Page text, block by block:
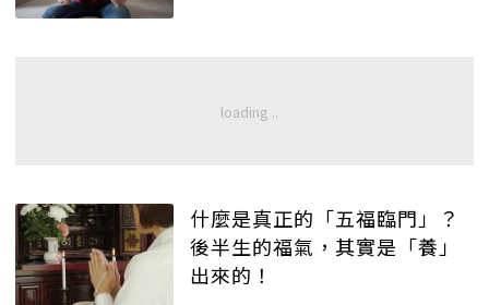
什麼是真正的「五福臨門」？
後半生的福氣，其實是「養」
出來的！